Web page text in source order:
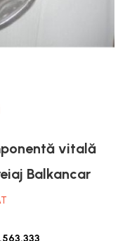
vitală
Balkancar